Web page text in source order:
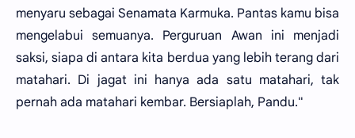
menyaru sebagai Senamata Karmuka. Pantas kamu bisa
mengelabui semuanya. Perguruan Awan ini menjadi
saksi, siapa di antara kita berdua yang lebih terang dari
matahari. Di jagat ini hanya ada satu matahari, tak
pernah ada matahari kembar. Bersiaplah, Pandu."